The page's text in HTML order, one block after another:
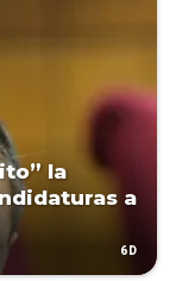
la
a
6D